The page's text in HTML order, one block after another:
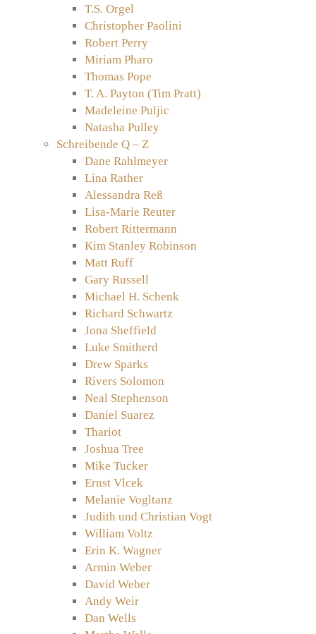
T.S. Orgel
Christopher Paolini
Robert Perry
Miriam Pharo
Thomas Pope
T. A. Payton (Tim Pratt)
Madeleine Puljic
Natasha Pulley
Schreibende Q – Z
Dane Rahlmeyer
Lina Rather
Alessandra Reß
Lisa-Marie Reuter
Robert Rittermann
Kim Stanley Robinson
Matt Ruff
Gary Russell
Michael H. Schenk
Richard Schwartz
Jona Sheffield
Luke Smitherd
Drew Sparks
Rivers Solomon
Neal Stephenson
Daniel Suarez
Thariot
Joshua Tree
Mike Tucker
Ernst Vlcek
Melanie Vogltanz
Judith und Christian Vogt
William Voltz
Erin K. Wagner
Armin Weber
David Weber
Andy Weir
Dan Wells